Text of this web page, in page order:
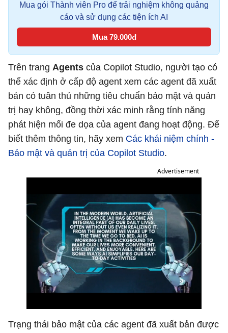
Mua gói Thành viên Pro để trải nghiệm không quảng
cáo và sử dụng các tiện ích AI
Mua 79.000đ
Trên trang Agents của Copilot Studio, người tạo có
thể xác định ở cấp độ agent xem các agent đã xuất
bản có tuân thủ những tiêu chuẩn bảo mật và quản
trị hay không, đồng thời xác minh rằng tính năng
phát hiện mối đe dọa của agent đang hoạt động. Để
biết thêm thông tin, hãy xem Các khái niệm chính -
Bảo mật và quản trị của Copilot Studio.
Advertisement
Trạng thái bảo mật của các agent đã xuất bản được